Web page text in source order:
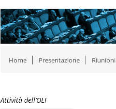
Home Presentazione Riunioni
Attività dell’OLI